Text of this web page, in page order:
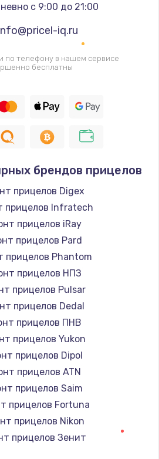
700 руб.
Заказать
2500 руб.
1400 руб.
Заказать
электронного модуля
управления
600 руб.
конфорки
1100 руб.
Заказать
платы сенсора
900 руб.
Заказать
режимов конфорки
900 руб.
с 9:00 до 21:00
iq.ru
по телефону в нашем сервисе
бесплатны
брендов прицелов
прицелов Digex
прицелов Infratech
прицелов iRay
прицелов Pard
прицелов Phantom
прицелов НПЗ
прицелов Pulsar
прицелов Dedal
прицелов ПНВ
прицелов Yukon
прицелов Dipol
прицелов ATN
прицелов Saim
прицелов Fortuna
прицелов Nikon
прицелов Зенит